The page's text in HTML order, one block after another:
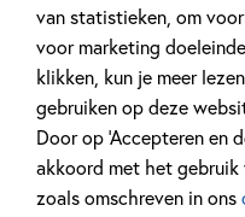
van statistieken, om
voor marketing
klikken, kun je meer
gebruiken op deze
Door op ‘Accepteren en
akkoord met het
zoals omschreven in ons
Mees Kees – De
tweede grote
Mees Kees
20Hardcover